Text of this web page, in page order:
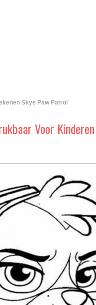
Skye Paw Patrol
Voor Kinderen